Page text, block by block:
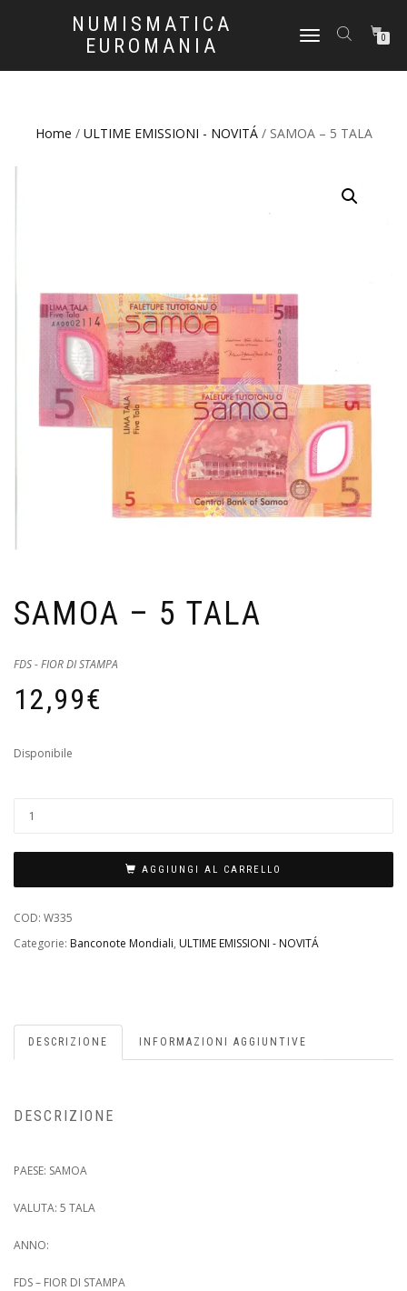
NUMISMATICA
EUROMANIA
NAVIGAZIONE
0
Home / ULTIME EMISSIONI - NOVITÁ/ SAMOA – 5 TALA
SAMOA – 5 TALA
FDS - FIOR DI STAMPA
12,99€
Disponibile
AGGIUNGI AL CARRELLO
COD: W335
Categorie: Banconote Mondiali, ULTIME EMISSIONI - NOVITÁ
DESCRIZIONE INFORMAZIONI AGGIUNTIVE
DESCRIZIONE
PAESE: SAMOA
VALUTA: 5 TALA
ANNO:
FDS – FIOR DI STAMPA